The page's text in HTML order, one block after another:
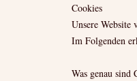
Cookies
Unsere Website
Im Folgenden
Was genau sind